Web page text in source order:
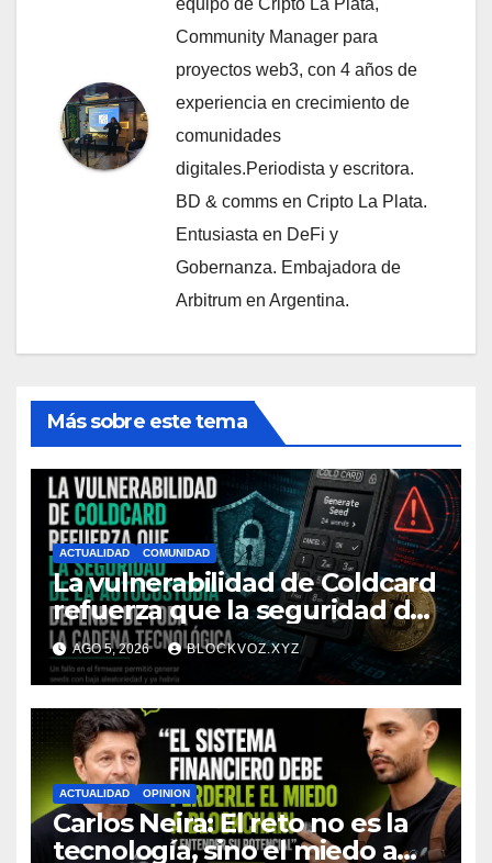
equipo de Cripto La Plata,
Community Manager para
proyectos web3, con 4 años de
experiencia en crecimiento de
comunidades
digitales.Periodista y escritora.
BD & comms en Cripto La Plata.
Entusiasta en DeFi y
Gobernanza. Embajadora de
Arbitrum en Argentina.
Más sobre este tema
ACTUALIDAD COMUNIDAD
La vulnerabilidad de Coldcard
refuerza que la seguridad de
la autocustodia depende de
toda la cadena tecnológica,
afirma CoinEx Research
AGO 5, 2026 BLOCKVOZ.XYZ
ACTUALIDAD OPINION
Carlos Neira: El reto no es la
tecnología, sino el miedo a